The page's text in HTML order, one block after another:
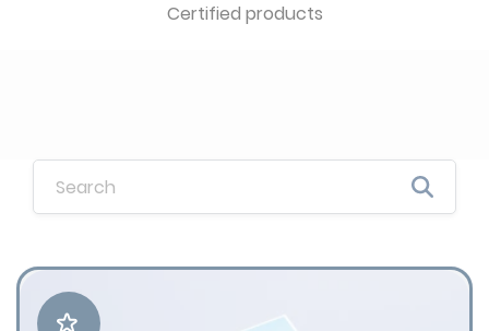
Certified products